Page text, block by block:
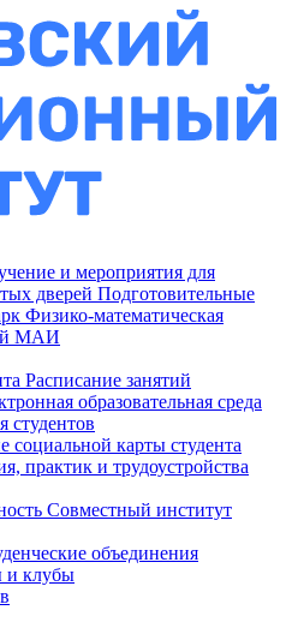
и мероприятия для
дверей Подготовительные
Физико-математическая
МАИ
Расписание занятий
образовательная среда
студентов
социальной карты студента
практик и трудоустройства
Совместный институт
объединения
и клубы